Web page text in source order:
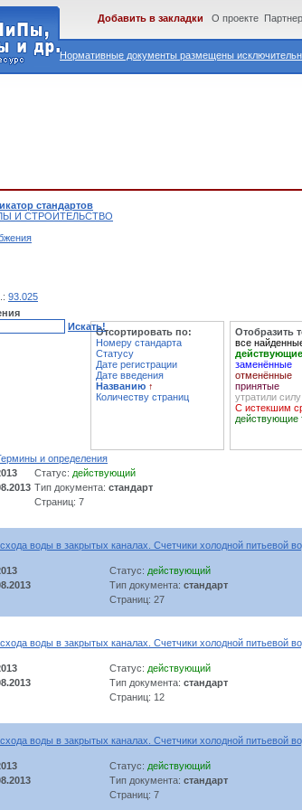
Нормативные документы размещены
Добавить в закладки О проекте
стандартов
И СТРОИТЕЛЬСТВО
93.025
Искать!Отсортировать по:
Номеру стандарта
Статусу
Дате регистрации
Дате введения
Названию ↑
Количеству страниц
Отобразить
все
действующие
заменённые
отменённые
принятые
утратили
С истекшим
действующие
и определения
Статус: действующий
Тип документа: стандарт
Страниц: 7
воды в закрытых каналах. Счетчики холодной питьевой
Статус: действующий
Тип документа: стандарт
Страниц: 27
воды в закрытых каналах. Счетчики холодной питьевой
Статус: действующий
Тип документа: стандарт
Страниц: 12
воды в закрытых каналах. Счетчики холодной питьевой
Статус: действующий
Тип документа: стандарт
Страниц: 7